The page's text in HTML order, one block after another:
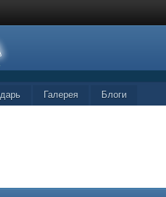
Галерея Блоги